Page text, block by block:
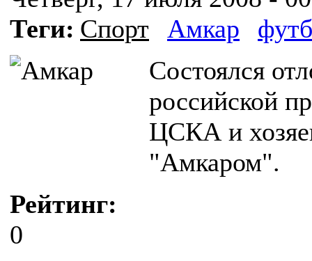
Теги: Спорт Амкар
Состоялся
российской
ЦСКА и
"Амкаром".
Рейтинг:
0